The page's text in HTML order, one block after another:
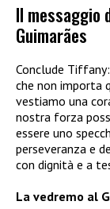
Il messaggio
Guimarães
Conclude
che non importa
vestiamo una
nostra forza
essere uno
perseveranza e
con dignità e a
La vedremo al